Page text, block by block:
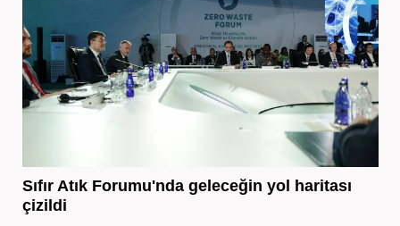
Sıfır Atık Forumu'nda geleceğin yol haritası
çizildi